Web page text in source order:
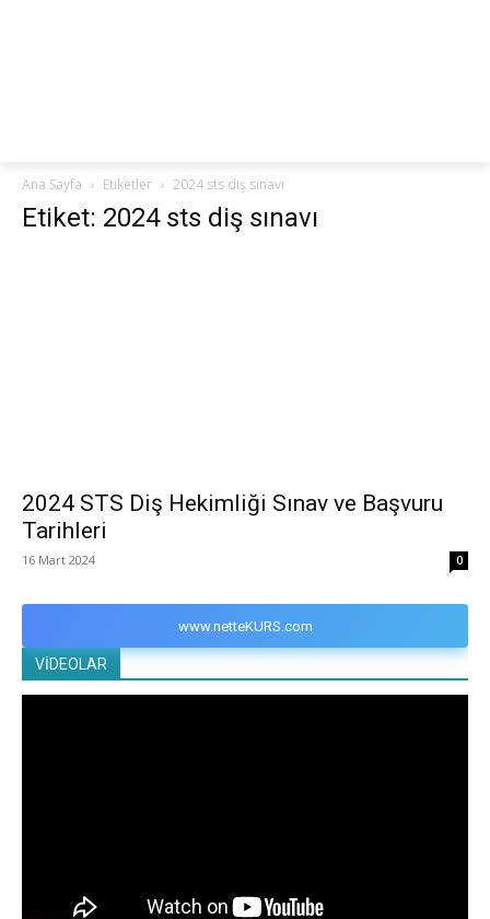
Ana Sayfa Etiketler 2024 sts diş sınavı
Etiket: 2024 sts diş sınavı
2024 STS Diş Hekimliği Sınav ve Başvuru
Tarihleri
16 Mart 2024 0
www.netteKURS.com
VİDEOLAR